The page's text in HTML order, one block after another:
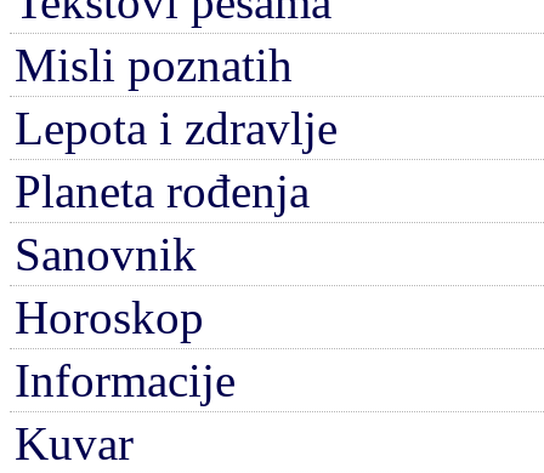
Misli poznatih
Lepota i zdravlje
Planeta rođenja
Sanovnik
Horoskop
Informacije
Kuvar